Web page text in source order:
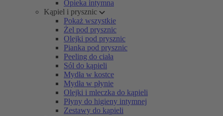
Opieka intymna
Kąpiel i prysznic
Pokaż wszystkie
Żel pod prysznic
Olejki pod prysznic
Pianka pod prysznic
Peeling do ciała
Sól do kąpieli
Mydła w kostce
Mydła w płynie
Olejki i mleczka do kąpieli
Płyny do higieny intymnej
Zestawy do kąpieli